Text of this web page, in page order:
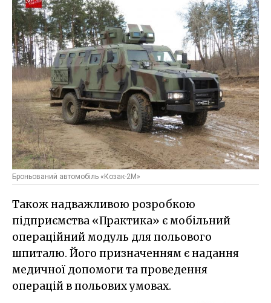
Броньований автомобіль «Козак-2М»
Також надважливою розробкою
підприємства «Практика» є мобільний
операційний модуль для польового
шпиталю. Його призначенням є надання
медичної допомоги та проведення
операцій в польових умовах.